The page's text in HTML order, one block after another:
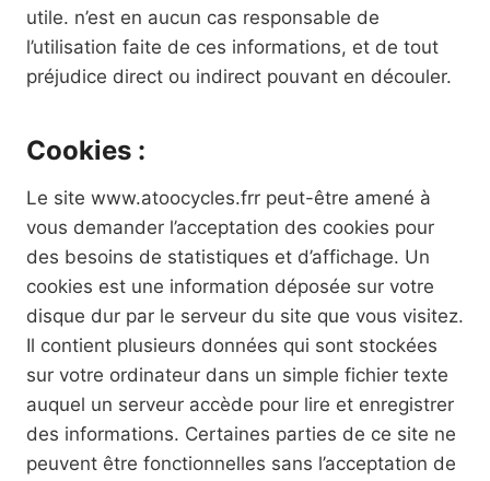
utile. n’est en aucun cas responsable de
l’utilisation faite de ces informations, et de tout
préjudice direct ou indirect pouvant en découler.
Cookies :
Le site www.atoocycles.frr peut-être amené à
vous demander l’acceptation des cookies pour
des besoins de statistiques et d’affichage. Un
cookies est une information déposée sur votre
disque dur par le serveur du site que vous visitez.
Il contient plusieurs données qui sont stockées
sur votre ordinateur dans un simple fichier texte
auquel un serveur accède pour lire et enregistrer
des informations. Certaines parties de ce site ne
peuvent être fonctionnelles sans l’acceptation de